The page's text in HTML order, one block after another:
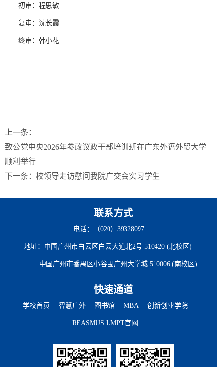
初审：程思敏
复审：沈长霞
终审：韩小花
上一条：
致公党中央2026年参政议政干部培训班在广东外语外贸大学
顺利举行
下一条： 校领导走访慰问我院广交会实习学生
联系方式
电话：（020）39328097
地址：中国广州市白云区白云大道北2号 510420 (北校区)
中国广州市番禺区小谷围广州大学城 510006 (南校区)
快速通道
学校首页 智慧广外 图书馆 MBA 创新创业学院
REASMUS LMPT官网